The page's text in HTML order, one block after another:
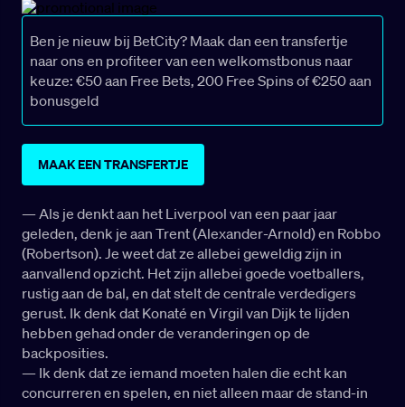
Ben je nieuw bij BetCity? Maak dan een transfertje
naar ons en profiteer van een welkomstbonus naar
keuze: €50 aan Free Bets, 200 Free Spins of €250 aan
bonusgeld
MAAK EEN TRANSFERTJE
— Als je denkt aan het Liverpool van een paar jaar
geleden, denk je aan Trent (Alexander-Arnold) en Robbo
(Robertson). Je weet dat ze allebei geweldig zijn in
aanvallend opzicht. Het zijn allebei goede voetballers,
rustig aan de bal, en dat stelt de centrale verdedigers
gerust. Ik denk dat Konaté en Virgil van Dijk te lijden
hebben gehad onder de veranderingen op de
backposities.
— Ik denk dat ze iemand moeten halen die echt kan
concurreren en spelen, en niet alleen maar de stand-in